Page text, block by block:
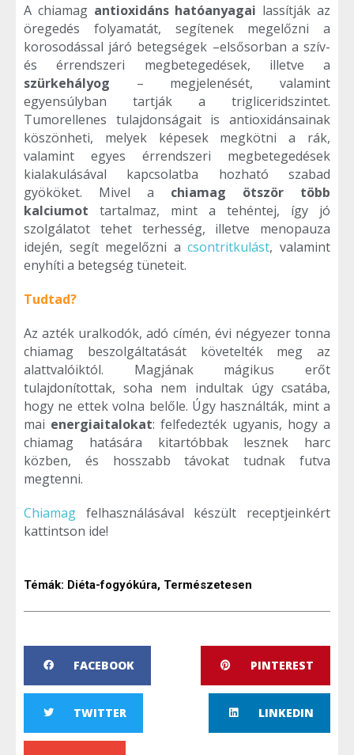
A chiamag antioxidáns hatóanyagai lassítják az
öregedés folyamatát, segítenek megelőzni a
korosodással járó betegségek –elsősorban a szív-
és érrendszeri megbetegedések, illetve a
szürkehályog – megjelenését, valamint
egyensúlyban tartják a trigliceridszintet.
Tumorellenes tulajdonságait is antioxidánsainak
köszönheti, melyek képesek megkötni a rák,
valamint egyes érrendszeri megbetegedések
kialakulásával kapcsolatba hozható szabad
gyököket. Mivel a chiamag ötször több
kalciumot tartalmaz, mint a tehéntej, így jó
szolgálatot tehet terhesség, illetve menopauza
idején, segít megelőzni acsontritkulást, valamint
enyhíti a betegség tüneteit.
Tudtad?
Az azték uralkodók, adó címén, évi négyezer tonna
chiamag beszolgáltatását követelték meg az
alattvalóiktól. Magjának mágikus erőt
tulajdonítottak, soha nem indultak úgy csatába,
hogy ne ettek volna belőle. Úgy használták, mint a
mai energiaitalokat: felfedezték ugyanis, hogy a
chiamag hatására kitartóbbak lesznek harc
közben, és hosszabb távokat tudnak futva
megtenni.
Chiamag felhasználásával készült receptjeinkért
kattintson ide!
Témák: Diéta-fogyókúra, Természetesen
FACEBOOK PINTEREST
TWITTER LINKEDIN